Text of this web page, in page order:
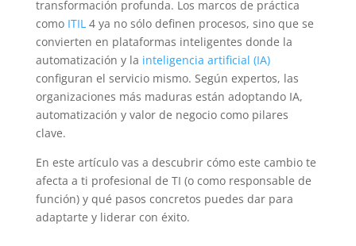
transformación profunda. Los marcos de práctica
como ITIL 4 ya no sólo definen procesos, sino que se
convierten en plataformas inteligentes donde la
automatización y la inteligencia artificial (IA)
configuran el servicio mismo. Según expertos, las
organizaciones más maduras están adoptando IA,
automatización y valor de negocio como pilares
clave.
En este artículo vas a descubrir cómo este cambio te
afecta a ti profesional de TI (o como responsable de
función) y qué pasos concretos puedes dar para
adaptarte y liderar con éxito.